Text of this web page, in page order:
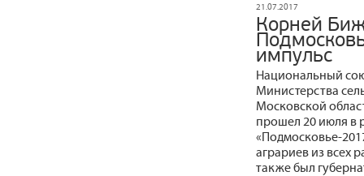
21.07.2017
Корней
импульс
Национальный
Министерства
Московской
прошел 20 июля в
«Подмосковье-
аграриев из всех
также был